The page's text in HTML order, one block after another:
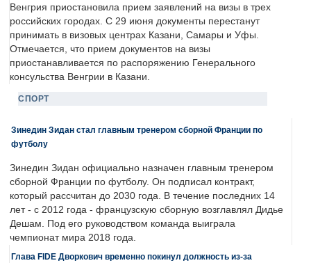
Венгрия приостановила прием заявлений на визы в трех
российских городах. С 29 июня документы перестанут
принимать в визовых центрах Казани, Самары и Уфы.
Отмечается, что прием документов на визы
приостанавливается по распоряжению Генерального
консульства Венгрии в Казани.
СПОРТ
Зинедин Зидан стал главным тренером сборной Франции по
футболу
Зинедин Зидан официально назначен главным тренером
сборной Франции по футболу. Он подписал контракт,
который рассчитан до 2030 года. В течение последних 14
лет - с 2012 года - французскую сборную возглавлял Дидье
Дешам. Под его руководством команда выиграла
чемпионат мира 2018 года.
Глава FIDE Дворкович временно покинул должность из-за